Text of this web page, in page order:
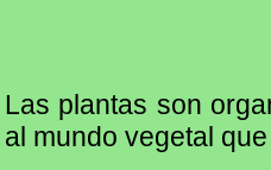
Las plantas son
al mundo vegetal